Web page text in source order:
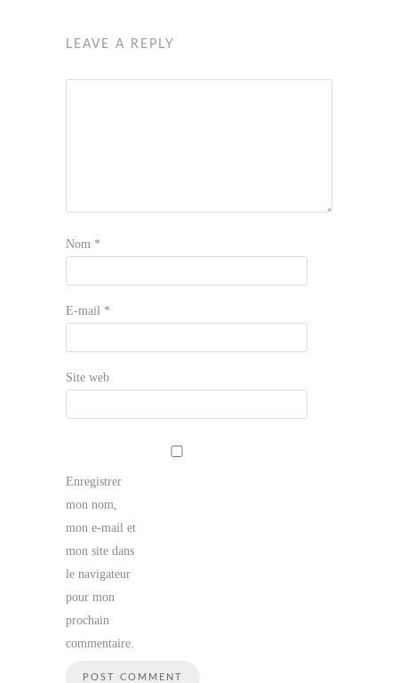
LEAVE A REPLY
Nom *
E-mail *
Site web
Enregistrer
mon nom,
mon e-mail et
mon site dans
le navigateur
pour mon
prochain
commentaire.